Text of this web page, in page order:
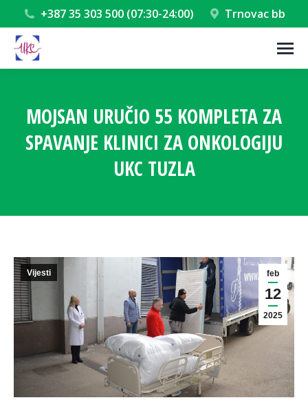
+387 35 303 500 (07:30-24:00) Trnovac bb
MOJSAN URUČIO 55 KOMPLETA ZA
SPAVANJE KLINICI ZA ONKOLOGIJU
UKC TUZLA
feb
12
2025
Vijesti